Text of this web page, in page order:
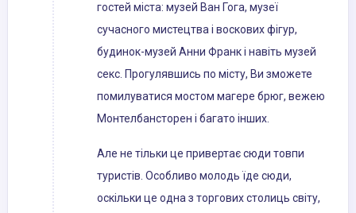
гостей міста: музей Ван Гога, музеї
сучасного мистецтва і воскових фігур,
будинок-музей Анни Франк і навіть музей
секс. Прогулявшись по місту, Ви зможете
помилуватися мостом магере брюг, вежею
Монтелбансторен і багато інших.
Але не тільки це привертає сюди товпи
туристів. Особливо молодь їде сюди,
оскільки це одна з торгових столиць світу,